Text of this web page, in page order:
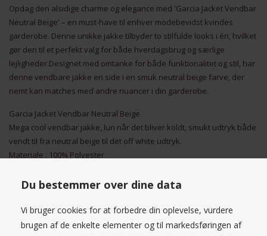
Du bestemmer over dine data
Vi bruger cookies for at forbedre din oplevelse, vurdere
brugen af de enkelte elementer og til markedsføringen af
Opdag den alsidige charme og elegance med 'Garcia Jacket Vendbar
Neutral Beige' – en must-have til enhver modebevidst kvindes
garderobe. Denne unikke jakke tilbyder to stilfulde looks i én, hvilket
gør den til et perfekt valg for både hverdagsbrug og særlige
lejligheder.Designet med omtanke for både funktionalitet og stil, har
denne vendbare jakke en side i en smuk neutral beige farve, der
nemt kan matches med andre nuancer i din garderobe.
Garcia Jacket Vendbar Neutral Beige
Mega cool vendbar jakke, lun når det bliver koldt, smukt udtryk både
vendt til fra neutral beige til det off white udtryk.
Materiale : 100% Polyester
Vendbar Neutral Beige' – det perfekte valg for enhver modebevidst
kvinde. Denne vendbare jakke giver dig to stilfulde looks i én, hvilket
gør den til en ideel investering for din garderobe. Fremstillet af høj
kvalitet materialer, garanterer denne jakke ikke kun varme og